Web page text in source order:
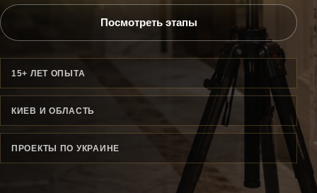
Посмотреть этапы
15+ ЛЕТ ОПЫТА
КИЕВ И ОБЛАСТЬ
ПРОЕКТЫ ПО УКРАИНЕ